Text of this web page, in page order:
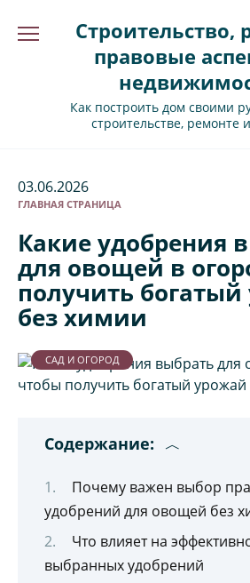
Строительство,
правовые
Как построить дом своими
строительстве, ремонте
03.06.2026
ГЛАВНАЯ СТРАНИЦА
Какие удобрения
для овощей в
получить
без химии
САД И ОГОРОД
Содержание:
Почему важен выбор
удобрений для овощей без
Что влияет на
выбранных удобрений